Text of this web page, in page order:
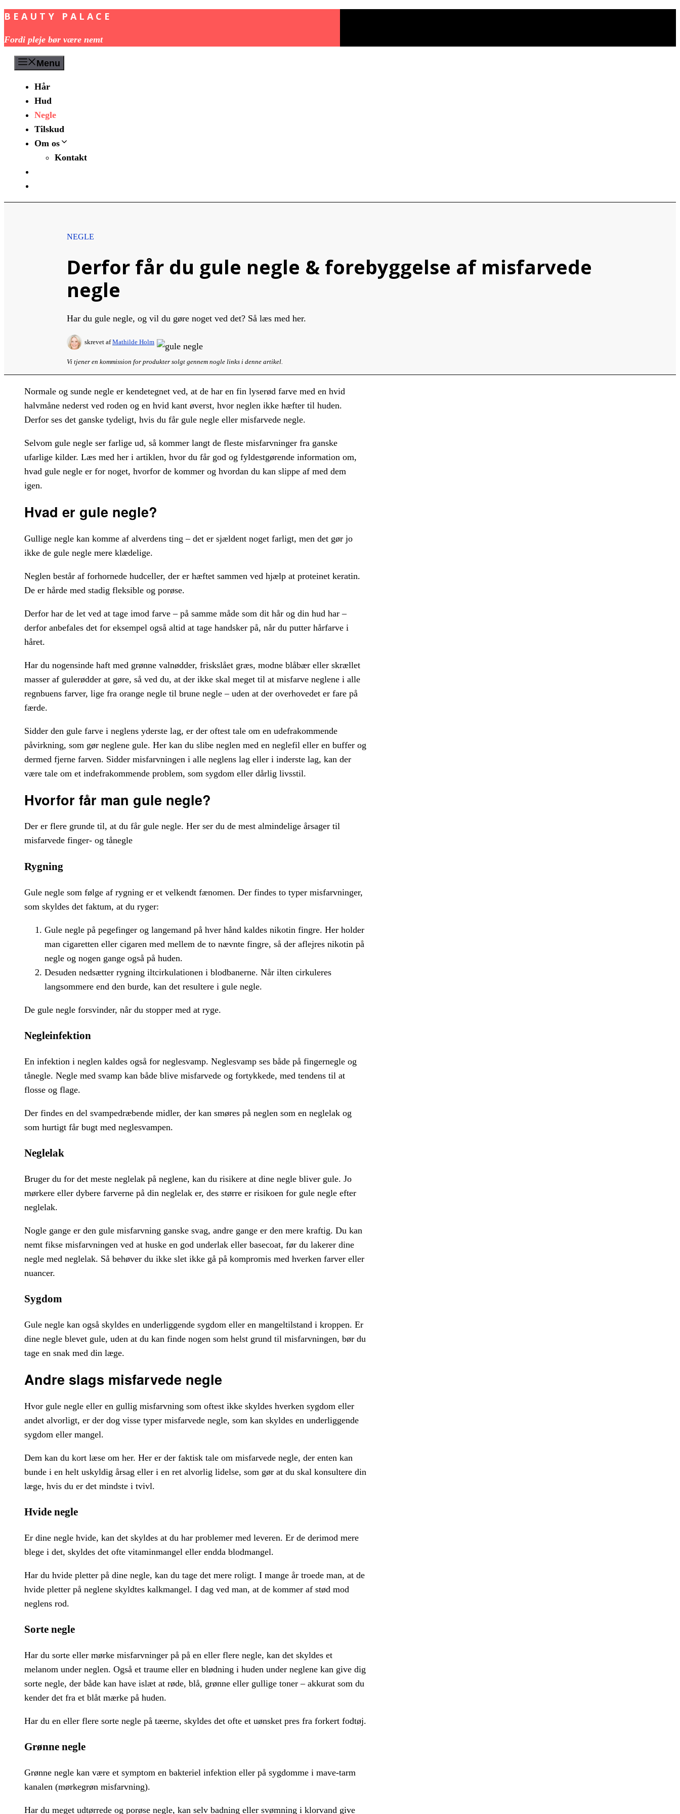
Hop
indhold
BEAUTY PALACE
Fordi pleje bør være nemt
Menu
Hår
Hud
Negle
Tilskud
Om os
Kontakt
NEGLE
Derfor får du gule negle & forebyggelse af misfarvede
negle
Har du gule negle, og vil du gøre noget ved det? Så læs med her.
skrevet afMathilde Holm
Vi tjener en kommission for produkter solgt gennem nogle links i denne artikel.
Normale og sunde negle er kendetegnet ved, at de har en fin lyserød farve med en hvid
halvmåne nederst ved roden og en hvid kant øverst, hvor neglen ikke hæfter til huden.
Derfor ses det ganske tydeligt, hvis du får gule negle eller misfarvede negle.
Selvom gule negle ser farlige ud, så kommer langt de fleste misfarvninger fra ganske
ufarlige kilder. Læs med her i artiklen, hvor du får god og fyldestgørende information om,
hvad gule negle er for noget, hvorfor de kommer og hvordan du kan slippe af med dem
igen.
Hvad er gule negle?
Gullige negle kan komme af alverdens ting – det er sjældent noget farligt, men det gør jo
ikke de gule negle mere klædelige.
Neglen består af forhornede hudceller, der er hæftet sammen ved hjælp at proteinet keratin.
De er hårde med stadig fleksible og porøse.
Derfor har de let ved at tage imod farve – på samme måde som dit hår og din hud har –
derfor anbefales det for eksempel også altid at tage handsker på, når du putter hårfarve i
håret.
Har du nogensinde haft med grønne valnødder, friskslået græs, modne blåbær eller skrællet
masser af gulerødder at gøre, så ved du, at der ikke skal meget til at misfarve neglene i alle
regnbuens farver, lige fra orange negle til brune negle – uden at der overhovedet er fare på
færde.
Sidder den gule farve i neglens yderste lag, er der oftest tale om en udefrakommende
påvirkning, som gør neglene gule. Her kan du slibe neglen med en neglefil eller en buffer og
dermed fjerne farven. Sidder misfarvningen i alle neglens lag eller i inderste lag, kan der
være tale om et indefrakommende problem, som sygdom eller dårlig livsstil.
Hvorfor får man gule negle?
Der er flere grunde til, at du får gule negle. Her ser du de mest almindelige årsager til
misfarvede finger- og tånegle
Rygning
Gule negle som følge af rygning er et velkendt fænomen. Der findes to typer misfarvninger,
som skyldes det faktum, at du ryger:
Gule negle på pegefinger og langemand på hver hånd kaldes nikotin fingre. Her holder
man cigaretten eller cigaren med mellem de to nævnte fingre, så der aflejres nikotin på
negle og nogen gange også på huden.
Desuden nedsætter rygning iltcirkulationen i blodbanerne. Når ilten cirkuleres
langsommere end den burde, kan det resultere i gule negle.
De gule negle forsvinder, når du stopper med at ryge.
Negleinfektion
En infektion i neglen kaldes også for neglesvamp. Neglesvamp ses både på fingernegle og
tånegle. Negle med svamp kan både blive misfarvede og fortykkede, med tendens til at
flosse og flage.
Der findes en del svampedræbende midler, der kan smøres på neglen som en neglelak og
som hurtigt får bugt med neglesvampen.
Neglelak
Bruger du for det meste neglelak på neglene, kan du risikere at dine negle bliver gule. Jo
mørkere eller dybere farverne på din neglelak er, des større er risikoen for gule negle efter
neglelak.
Nogle gange er den gule misfarvning ganske svag, andre gange er den mere kraftig. Du kan
nemt fikse misfarvningen ved at huske en god underlak eller basecoat, før du lakerer dine
negle med neglelak. Så behøver du ikke slet ikke gå på kompromis med hverken farver eller
nuancer.
Sygdom
Gule negle kan også skyldes en underliggende sygdom eller en mangeltilstand i kroppen. Er
dine negle blevet gule, uden at du kan finde nogen som helst grund til misfarvningen, bør du
tage en snak med din læge.
Andre slags misfarvede negle
Hvor gule negle eller en gullig misfarvning som oftest ikke skyldes hverken sygdom eller
andet alvorligt, er der dog visse typer misfarvede negle, som kan skyldes en underliggende
sygdom eller mangel.
Dem kan du kort læse om her. Her er der faktisk tale om misfarvede negle, der enten kan
bunde i en helt uskyldig årsag eller i en ret alvorlig lidelse, som gør at du skal konsultere din
læge, hvis du er det mindste i tvivl.
Hvide negle
Er dine negle hvide, kan det skyldes at du har problemer med leveren. Er de derimod mere
blege i det, skyldes det ofte vitaminmangel eller endda blodmangel.
Har du hvide pletter på dine negle, kan du tage det mere roligt. I mange år troede man, at de
hvide pletter på neglene skyldtes kalkmangel. I dag ved man, at de kommer af stød mod
neglens rod.
Sorte negle
Har du sorte eller mørke misfarvninger på på en eller flere negle, kan det skyldes et
melanom under neglen. Også et traume eller en blødning i huden under neglene kan give dig
sorte negle, der både kan have islæt at røde, blå, grønne eller gullige toner – akkurat som du
kender det fra et blåt mærke på huden.
Har du en eller flere sorte negle på tæerne, skyldes det ofte et uønsket pres fra forkert fodtøj.
Grønne negle
Grønne negle kan være et symptom en bakteriel infektion eller på sygdomme i mave-tarm
kanalen (mørkegrøn misfarvning).
Har du meget udtørrede og porøse negle, kan selv badning eller svømning i klorvand give